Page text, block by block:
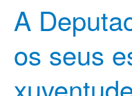
A
os seus